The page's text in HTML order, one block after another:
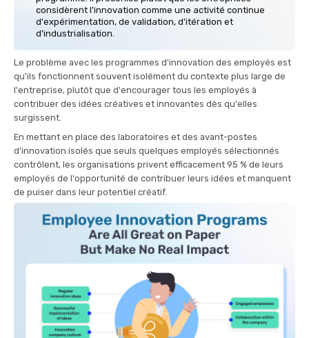
considèrent l'innovation comme une activité continue
d'expérimentation, de validation, d'itération et
d'industrialisation.
Le problème avec les programmes d'innovation des employés est
qu'ils fonctionnent souvent isolément du contexte plus large de
l'entreprise, plutôt que d'encourager tous les employés à
contribuer des idées créatives et innovantes dès qu'elles
surgissent.
En mettant en place des laboratoires et des avant-postes
d'innovation isolés que seuls quelques employés sélectionnés
contrôlent, les organisations privent efficacement 95 % de leurs
employés de l'opportunité de contribuer leurs idées et manquent
de puiser dans leur potentiel créatif.